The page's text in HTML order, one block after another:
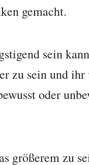
gemacht.
sein
zu sein und
oder
größerem zu